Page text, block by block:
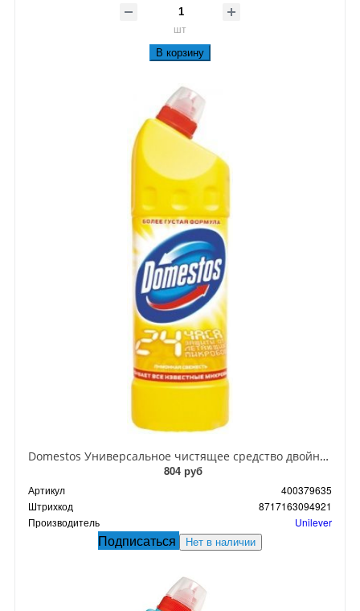
шт
В корзину
Domestos Универсальное чистящее средство двойная сила Лимонная свежесть 1 л
804 руб
Артикул
400379635
Штрихкод
8717163094921
Производитель
Unilever
Подписаться Нет в наличии